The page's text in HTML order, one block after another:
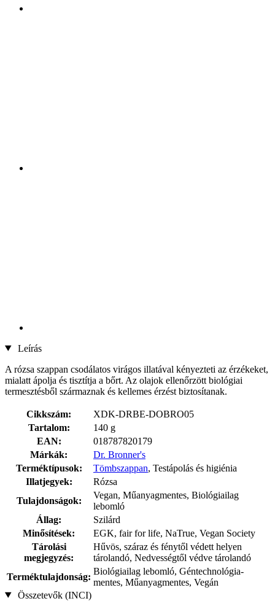
Leírás
A rózsa szappan csodálatos virágos illatával kényezteti az érzékeket,
mialatt ápolja és tisztítja a bőrt. Az olajok ellenőrzött biológiai
termesztésből származnak és kellemes érzést biztosítanak.
Cikkszám:
XDK-DRBE-DOBRO05
Tartalom:
140 g
EAN:
018787820179
Márkák:
Dr. Bronner's
Terméktípusok:
Tömbszappan, Testápolás és higiénia
Illatjegyek:
Rózsa
Tulajdonságok:
Vegan, Műanyagmentes, Biológiailag
lebomló
Állag:
Szilárd
Minősítések:
EGK, fair for life, NaTrue, Vegan Society
Tárolási
megjegyzés:
Hűvös, száraz és fénytől védett helyen
tárolandó, Nedvességtől védve tárolandó
Terméktulajdonság:
Biológiailag lebomló, Géntechnológia-
mentes, Műanyagmentes, Vegán
Összetevők (INCI)